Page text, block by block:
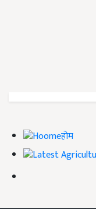
होम